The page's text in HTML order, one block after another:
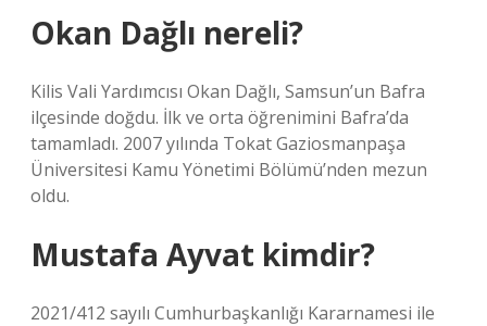
Okan Dağlı nereli?
Kilis Vali Yardımcısı Okan Dağlı, Samsun’un Bafra
ilçesinde doğdu. İlk ve orta öğrenimini Bafra’da
tamamladı. 2007 yılında Tokat Gaziosmanpaşa
Üniversitesi Kamu Yönetimi Bölümü’nden mezun
oldu.
Mustafa Ayvat kimdir?
2021/412 sayılı Cumhurbaşkanlığı Kararnamesi ile